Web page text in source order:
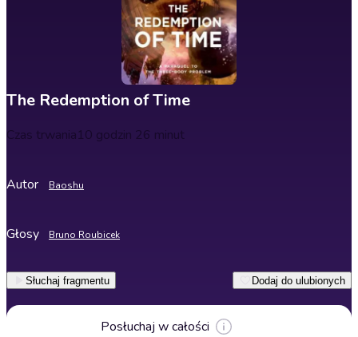
The Redemption of Time
Czas trwania10 godzin 26 minut
Autor Baoshu
Głosy Bruno Roubicek
Słuchaj fragmentu Dodaj do ulubionych
Posłuchaj w całości